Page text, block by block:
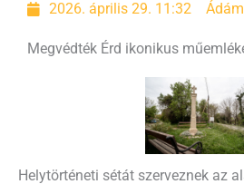
2026. április 29. 11:32
Megvédték Érd ikonikus
Helytörténeti sétát szerveznek az